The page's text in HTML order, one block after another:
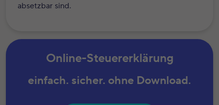
absetzbar sind.
Online-Steuererklärung
einfach. sicher. ohne Download.